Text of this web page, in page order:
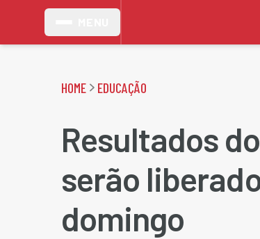
HOME EDUCAÇÃO
Resultados
serão
domingo